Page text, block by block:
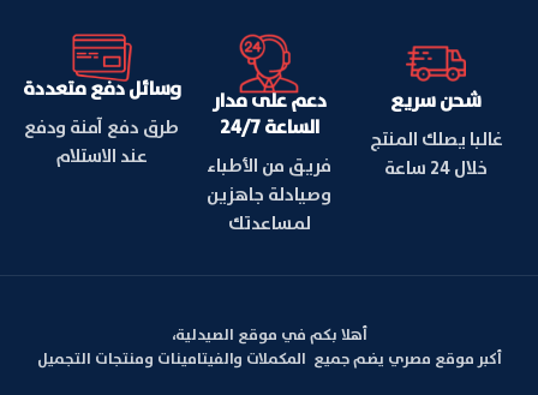
شحن سريع
غالبا يصلك المنتج
خلال 24 ساعة
دعم على مدار
الساعة 24/7
فريق من الأطباء
وصيادلة جاهزين
لمساعدتك
وسائل دفع متعددة
طرق دفع آمنة ودفع
عند الاستلام
أهلا بكم في موقع الصيدلية،
أكبر موقع مصري يضم جميع المكملات والفيتامينات ومنتجات التجميل